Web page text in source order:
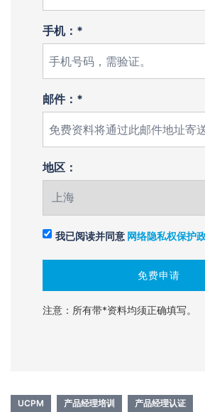
手机：*
邮件：*
地区：
我已阅读并同意 网络隐私权保护
注意：所有带*资料均须正确填写。
UCPM 产品经理培训 产品经理认证